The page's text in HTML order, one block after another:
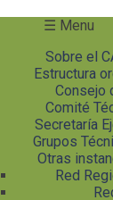
☰ Menu
Sobre el
Estructura
Consejo
Comité
Secretaría
Grupos
Otras
Red